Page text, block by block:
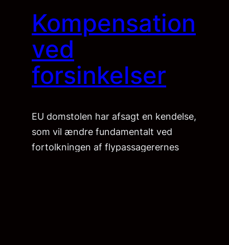
Kompensation
ved
forsinkelser
EU domstolen har afsagt en kendelse,
som vil ændre fundamentalt ved
fortolkningen af flypassagerernes